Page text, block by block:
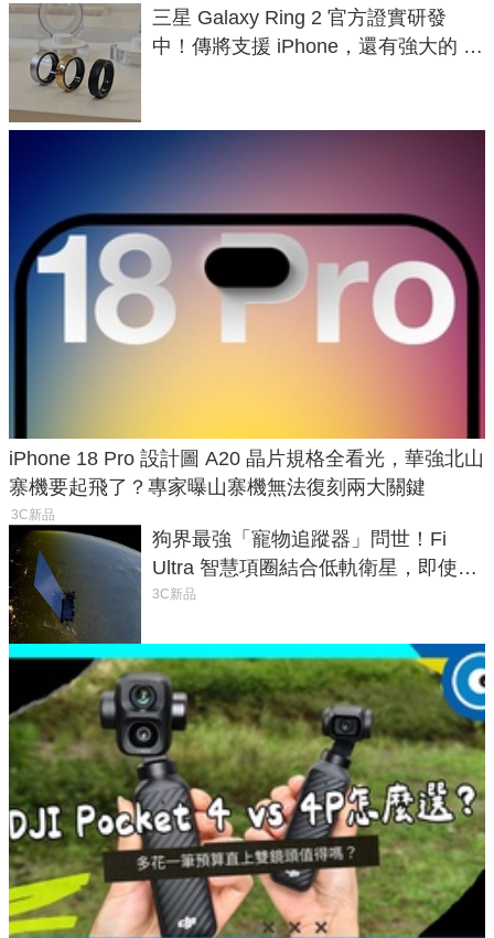
三星 Galaxy Ring 2 官方證實研發
中！傳將支援 iPhone，還有強大的 AI
iPhone 18 Pro 設計圖 A20 晶片規格全看光，華強北山
寨機要起飛了？專家曝山寨機無法復刻兩大關鍵
3C新品
狗界最強「寵物追蹤器」問世！Fi
Ultra 智慧項圈結合低軌衛星，即使在
密林山谷也能精準找回愛犬
3C新品